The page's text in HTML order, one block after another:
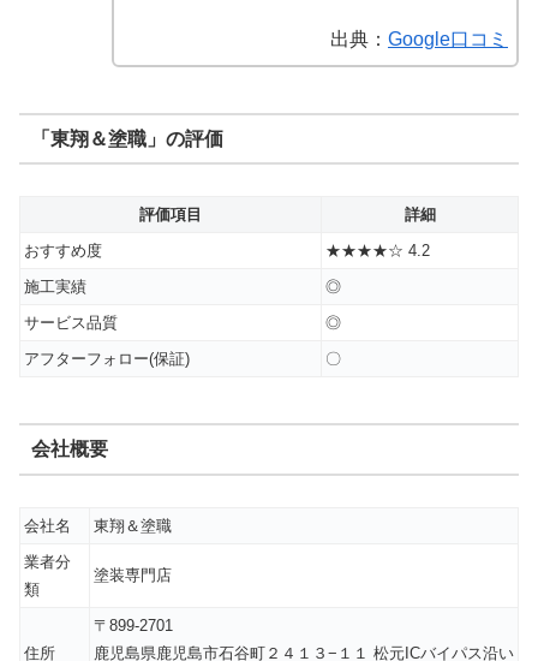
出典： Google口コミ
「東翔＆塗職」の評価
評価項目
詳細
おすすめ度
★★★★☆ 4.2
施工実績
◎
サービス品質
◎
アフターフォロー(保証)
〇
会社概要
会社名
東翔＆塗職
業者分
類
塗装専門店
住所
〒899-2701
鹿児島県鹿児島市石谷町２４１３−１１ 松元ICバイパス沿い